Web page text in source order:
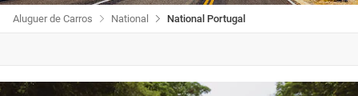
National Portugal
National
Aluguer de Carros